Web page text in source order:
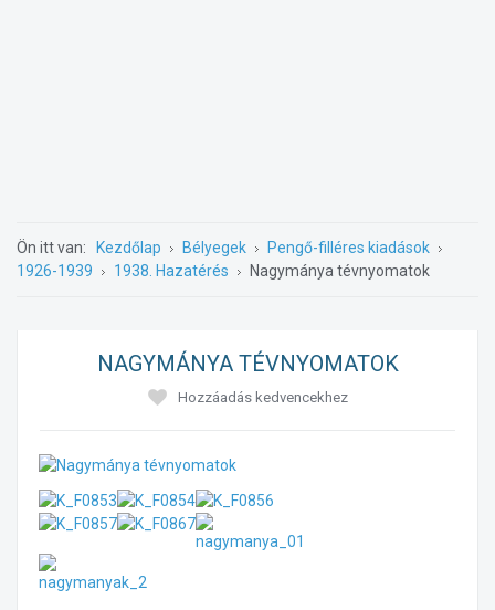
Ön itt van: Kezdőlap Bélyegek
Pengő-filléres kiadások
1926-1939
1938. Hazatérés Nagymánya tévnyomatok
NAGYMÁNYA TÉVNYOMATOK
Hozzáadás kedvencekhez